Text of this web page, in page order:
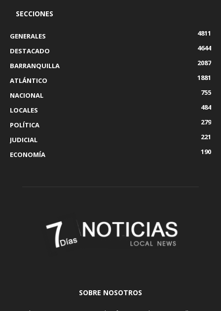
SECCIONES
GENERALES
4811
DESTACADO
4644
BARRANQUILLA
2087
ATLÁNTICO
1881
NACIONAL
755
LOCALES
484
POLÍTICA
279
JUDICIAL
221
ECONOMÍA
190
SOBRE NOSOTROS